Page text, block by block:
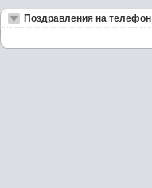
Поздравления на телефон